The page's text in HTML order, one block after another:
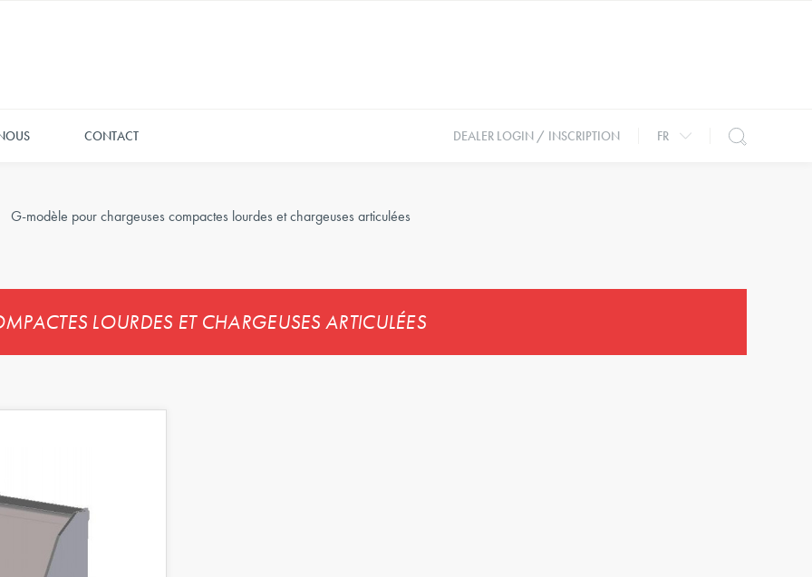
CONTACT DEALER LOGIN / INSCRIPTION FR
G-modèle pour chargeuses compactes lourdes et chargeuses articulées
LOURDES ET CHARGEUSES ARTICULÉES